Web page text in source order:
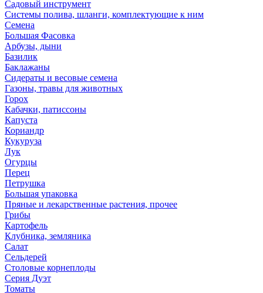
Садовый инструмент
Системы полива, шланги, комплектующие к ним
Семена
Большая Фасовка
Арбузы, дыни
Базилик
Баклажаны
Сидераты и весовые семена
Газоны, травы для животных
Горох
Кабачки, патиссоны
Капуста
Кориандр
Кукуруза
Лук
Огурцы
Перец
Петрушка
Большая упаковка
Пряные и лекарственные растения, прочее
Грибы
Картофель
Клубника, земляника
Салат
Сельдерей
Столовые корнеплоды
Серия Дуэт
Томаты